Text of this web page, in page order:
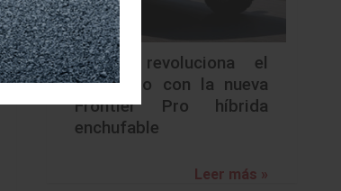
Nissan revoluciona el
segmento con la nueva
Frontier Pro híbrida
enchufable
Leer más »